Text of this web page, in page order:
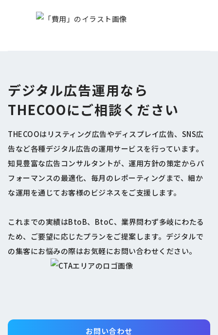
デジタル広告運用なら
THECOOにご相談ください
THECOOはリスティング広告やディスプレイ広告、SNS広
告など各種デジタル広告の運用サービスを行っています。
知見豊富な広告コンサルタントが、運用方針の策定からパ
フォーマンスの最適化、毎月のレポーティングまで、細か
な運用を通じてお客様のビジネスをご支援します。
これまでの実績はBtoB、BtoC、業界問わず多岐にわたる
ため、ご要望に応じたプランをご提案します。デジタルで
の集客にお悩みの際はお気軽にお問い合わせください。
お問い合わせ